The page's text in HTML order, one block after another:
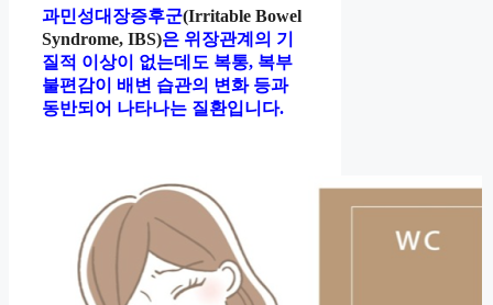
과민성대장증후군(Irritable Bowel
Syndrome, IBS)은 위장관계의 기
질적 이상이 없는데도 복통, 복부
불편감이 배변 습관의 변화 등과
동반되어 나타나는 질환입니다.